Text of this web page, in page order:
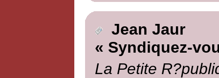
Jean Jaur
« Syndiquez-
La Petite